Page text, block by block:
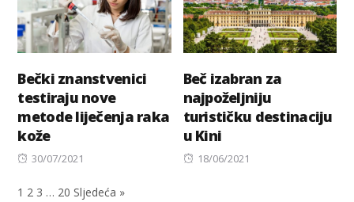
Bečki znanstvenici
testiraju nove
metode liječenja raka
kože
Posted
30/07/2021
Beč izabran za
najpoželjniju
turističku destinaciju
u Kini
Posted
18/06/2021
1 2 3 … 20 Sljedeća »